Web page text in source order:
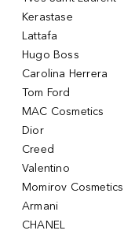
Kerastase
Lattafa
Hugo Boss
Carolina Herrera
Tom Ford
MAC Cosmetics
Dior
Creed
Valentino
Momirov Cosmetics
Armani
CHANEL